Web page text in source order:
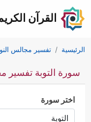
القرآن
الرئيسية تفسير مجالس
سورة التوبة تفسير
اختر سورة